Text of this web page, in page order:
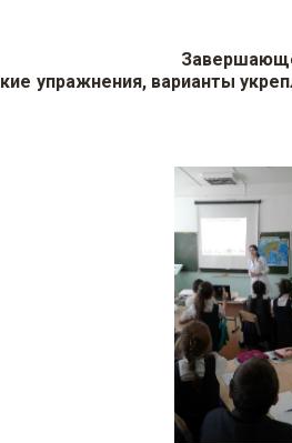
упражнения, варианты